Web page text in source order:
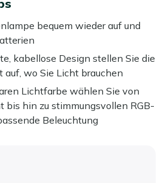
bequem wieder auf und
kabellose Design stellen Sie die
auf, wo Sie Licht brauchen
Lichtfarbe wählen Sie von
bis hin zu stimmungsvollen RGB-
Beleuchtung